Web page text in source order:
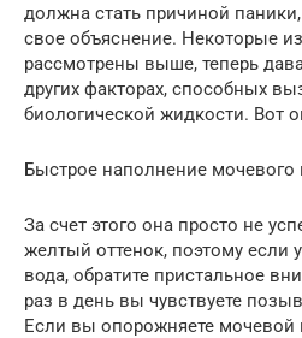
должна стать причиной
свое объяснение. Некоторые
рассмотрены выше, теперь
других факторах, способных
биологической жидкости. Вот
Быстрое наполнение
За счет этого она просто не
желтый оттенок, поэтому если
вода, обратите пристальное
раз в день вы чувствуете
Если вы опорожняете мочевой